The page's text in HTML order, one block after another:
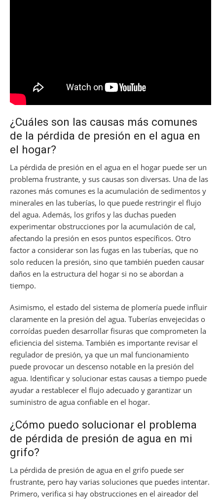
¿Cuáles son las causas más comunes
de la pérdida de presión en el agua en
el hogar?
La pérdida de presión en el agua en el hogar puede ser un
problema frustrante, y sus causas son diversas. Una de las
razones más comunes es la acumulación de sedimentos y
minerales en las tuberías, lo que puede restringir el flujo
del agua. Además, los grifos y las duchas pueden
experimentar obstrucciones por la acumulación de cal,
afectando la presión en esos puntos específicos. Otro
factor a considerar son las fugas en las tuberías, que no
solo reducen la presión, sino que también pueden causar
daños en la estructura del hogar si no se abordan a
tiempo.
Asimismo, el estado del sistema de plomería puede influir
claramente en la presión del agua. Tuberías envejecidas o
corroídas pueden desarrollar fisuras que comprometen la
eficiencia del sistema. También es importante revisar el
regulador de presión, ya que un mal funcionamiento
puede provocar un descenso notable en la presión del
agua. Identificar y solucionar estas causas a tiempo puede
ayudar a restablecer el flujo adecuado y garantizar un
suministro de agua confiable en el hogar.
¿Cómo puedo solucionar el problema
de pérdida de presión de agua en mi
grifo?
La pérdida de presión de agua en el grifo puede ser
frustrante, pero hay varias soluciones que puedes intentar.
Primero, verifica si hay obstrucciones en el aireador del